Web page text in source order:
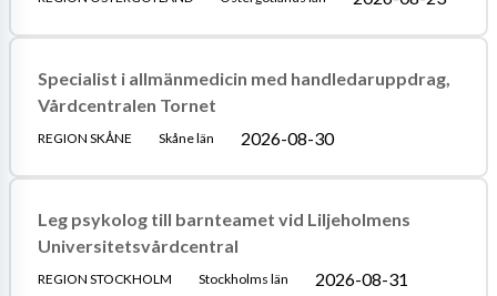
Specialist i allmänmedicin med handledaruppdrag,
Vårdcentralen Tornet
REGION SKÅNE Skåne län 2026-08-30
Leg psykolog till barnteamet vid Liljeholmens
Universitetsvårdcentral
REGION STOCKHOLM Stockholms län 2026-08-31